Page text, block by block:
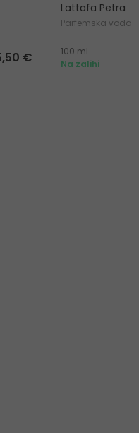
€
Lattafa Petra
Parfemska voda
100 ml
Na zalihi